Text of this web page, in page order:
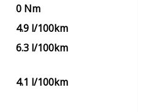
0 Nm
4.9 l/100km
6.3 l/100km
4.1 l/100km